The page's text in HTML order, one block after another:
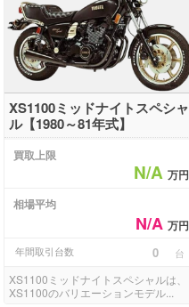
XS1100ミッドナイトスペシャ
ル【1980～81年式】
買取上限
N/A万円
相場平均
N/A万円
年間取引台数 0 台
XS1100ミッドナイトスペシャルは、
XS1100のバリエーションモデル...